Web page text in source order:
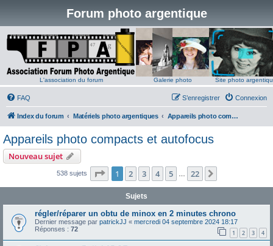
Forum photo argentique
L'association du forum Galerie photo Site photo
FAQ Connexion
S’enregistrer
Index du forum Matériels photo argentiques Appareils photo compacts et autofocus
Appareils photo compacts et autofocus
Nouveau sujet
538 sujets Page 1sur22
1 2 3 4 5 22
Sujets
régler/réparer un obtu de minox en 2 minutes chrono
Dernier message par patrickJJ « mercredi 04 septembre 2024 18:17
Réponses : 72 1 2 3 4